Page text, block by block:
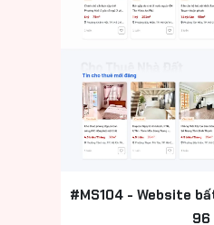
#MS104 - Website
96